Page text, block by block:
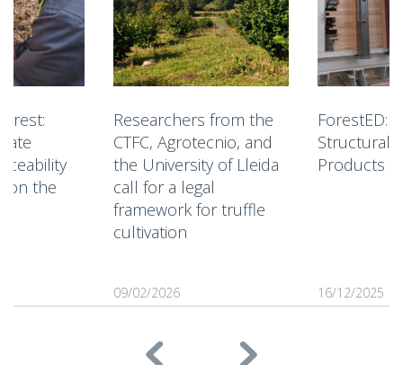
on the
Researchers from the
CTFC, Agrotecnio, and
the University of Lleida
call for a legal
framework for truffle
cultivation
09/02/2026
ForestED:
Structural
Products
16/12/2025